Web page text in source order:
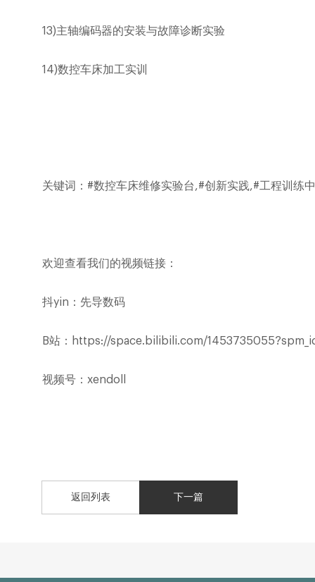
13)主轴编码器的安装与故障诊断实验
14)数控车床加工实训
关键词： #数控车床维修实验台,#创新实践,#工程训练
欢迎查看我们的视频链接：
抖yin ：先导数码
B站： https://space.bilibili.com/
视频号： xendoll
返回列表 下一篇